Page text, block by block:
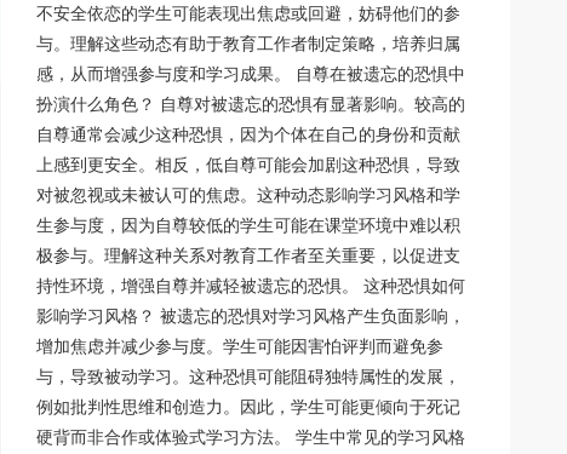
不安全依恋的学生可能表现出焦虑或回避，妨碍他们的参
与。理解这些动态有助于教育工作者制定策略，培养归属
感，从而增强参与度和学习成果。 自尊在被遗忘的恐惧中
扮演什么角色？ 自尊对被遗忘的恐惧有显著影响。较高的
自尊通常会减少这种恐惧，因为个体在自己的身份和贡献
上感到更安全。相反，低自尊可能会加剧这种恐惧，导致
对被忽视或未被认可的焦虑。这种动态影响学习风格和学
生参与度，因为自尊较低的学生可能在课堂环境中难以积
极参与。理解这种关系对教育工作者至关重要，以促进支
持性环境，增强自尊并减轻被遗忘的恐惧。 这种恐惧如何
影响学习风格？ 被遗忘的恐惧对学习风格产生负面影响，
增加焦虑并减少参与度。学生可能因害怕评判而避免参
与，导致被动学习。这种恐惧可能阻碍独特属性的发展，
例如批判性思维和创造力。因此，学生可能更倾向于死记
硬背而非合作或体验式学习方法。 学生中常见的学习风格